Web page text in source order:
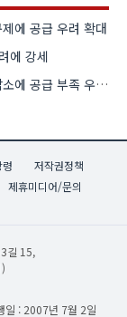
에 공급 우려 확대
에 강세
[비철금속 시황] 구리 2개월 만에 최고치…재고 감소에 공급 부족 우려 확대
저작권정책
제휴미디어/문의
길 15,
일 : 2007년 7월 2일